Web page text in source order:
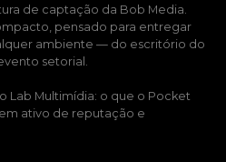
de captação da Bob Media.
pensado para entregar
ambiente — do escritório do
setorial.
Lab Multimídia: o que o Pocket
ativo de reputação e